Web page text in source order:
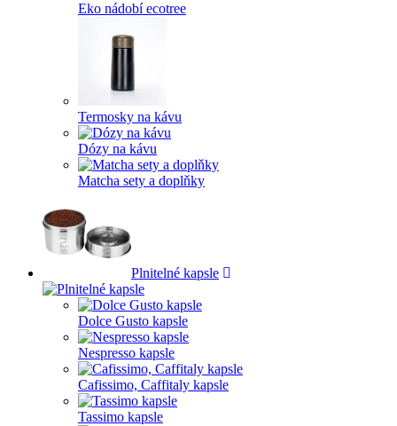
Eko nádobí ecotree
Termosky na kávu
Dózy na kávu
Matcha sety a doplňky
Plnitelné kapsle
Dolce Gusto kapsle
Nespresso kapsle
Cafissimo, Caffitaly kapsle
Tassimo kapsle